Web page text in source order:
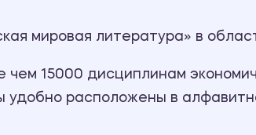
мировая литература» в
15000 дисциплинам
удобно расположены в